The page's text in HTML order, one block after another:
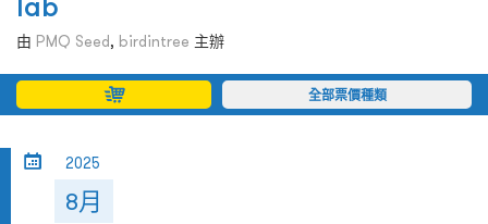
條款及細則
由 PMQ Seed, birdintree 主辦
全部票價種類
2025
8月